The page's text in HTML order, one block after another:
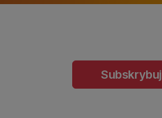
Subskrybuj